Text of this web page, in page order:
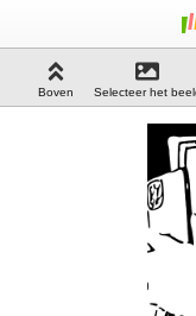
Boven Selecteer het